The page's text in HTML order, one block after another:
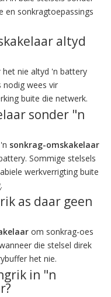
en sonkragtoepassings
altyd
het nie altyd 'n battery
nodig wees vir
buite die netwerk.
sonder "n
sonkrag-omskakelaar
Sommige stelsels
werkverrigting buite
as daar geen
om sonkrag-oes
die stelsel direk
het nie.
in "n